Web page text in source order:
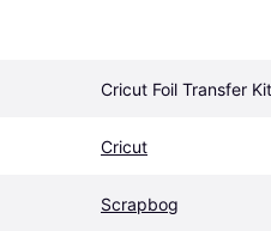
Cricut Foil Transfer Kit
Cricut
Scrapbog